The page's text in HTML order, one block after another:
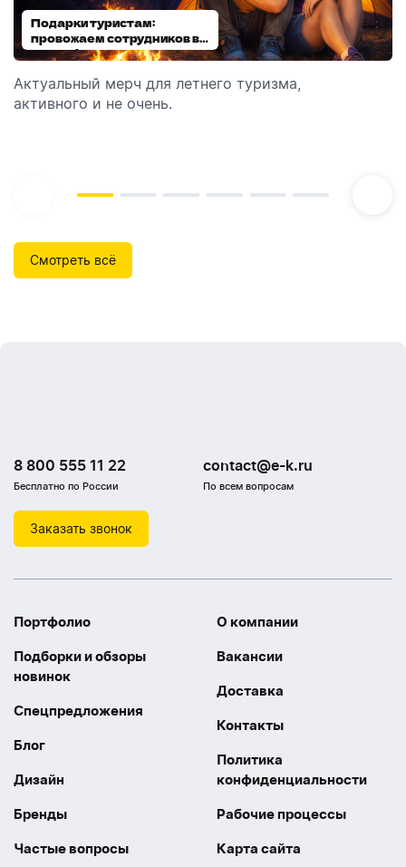
Подарки туристам:
провожаем сотрудников в
отпуск!
Актуальный мерч для летнего туризма,
активного и не очень.
Диспенсеры для мыла:
выбираем модель
Обзор автоматических диспенсеров для мыла,
которые идеально подходят для брендирования.
Смотреть всё
8 800 555 11 22
Бесплатно по России
contact@e-k.ru
По всем вопросам
Заказать звонок
Портфолио
Подборки и обзоры
новинок
Спецпредложения
Блог
Дизайн
Бренды
Частые вопросы
О компании
Вакансии
Доставка
Контакты
Политика
конфиденциальности
Рабочие процессы
Карта сайта